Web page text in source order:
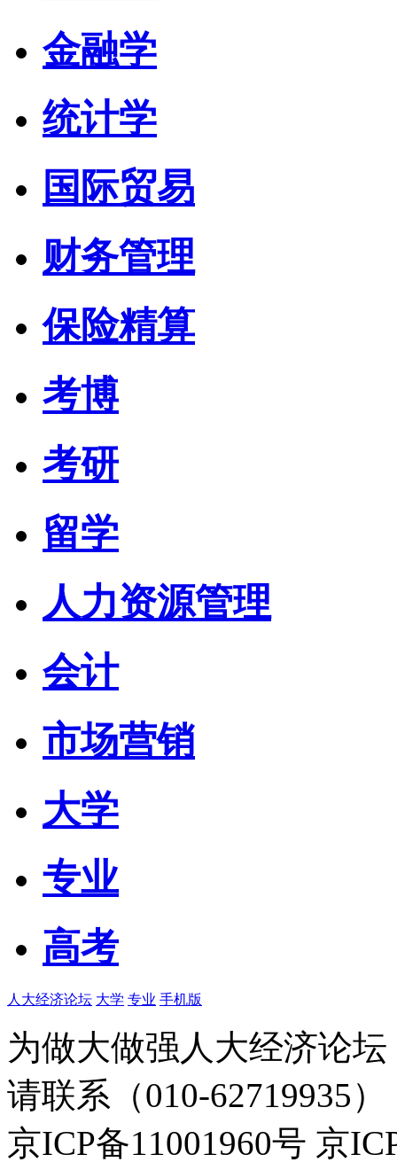
金融学
统计学
国际贸易
财务管理
保险精算
考博
考研
留学
人力资源管理
会计
市场营销
大学
专业
高考
人大经济论坛 大学 专业 手机版
为做大做强人大经济论
请联系（010-62719935）
京ICP备11001960号 京